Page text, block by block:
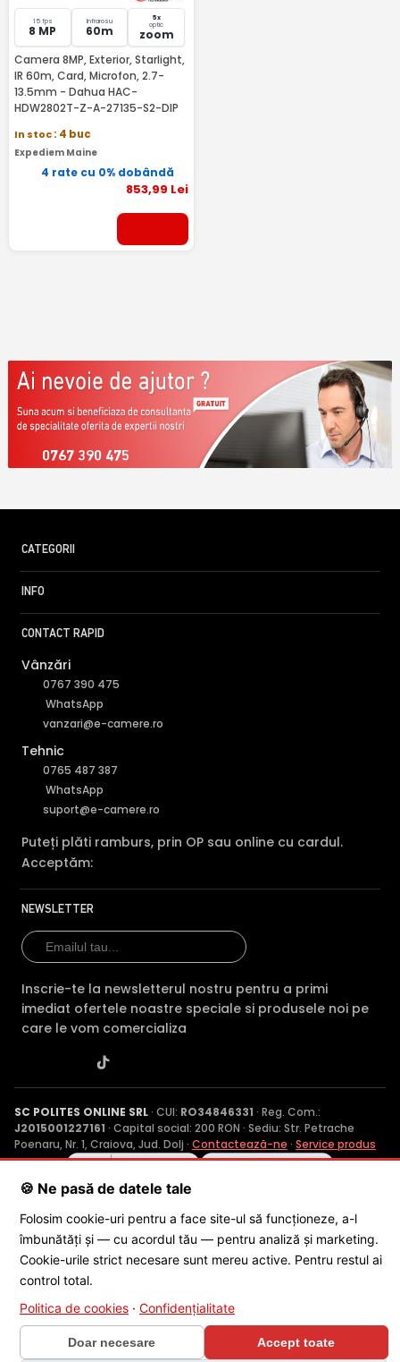
15 fps
8 MP
Infrarosu
60m
5x
optic
zoom
Camera 8MP, Exterior, Starlight,
IR 60m, Card, Microfon, 2.7-
13.5mm - Dahua HAC-
HDW2802T-Z-A-27135-S2-DIP
In stoc: 4 buc
Expediem Maine
4 rate cu 0% dobândă
853,99 Lei
0767 390 475
CATEGORII
INFO
CONTACT RAPID
Vânzări
0767 390 475
WhatsApp
vanzari@e-camere.ro
Tehnic
0765 487 387
WhatsApp
suport@e-camere.ro
Puteți plăti ramburs, prin OP sau online cu cardul.
Acceptăm:
NEWSLETTER
Inscrie-te la newsletterul nostru pentru a primi
imediat ofertele noastre speciale si produsele noi pe
care le vom comercializa
SC POLITES ONLINE SRL· CUI: RO34846331 · Reg. Com.:
J2015001227161 · Capital social: 200 RON · Sediu: Str. Petrache
Poenaru, Nr. 1, Craiova, Jud. Dolj · Contactează-ne · Service produs
🍪 Ne pasă de datele tale
Folosim cookie-uri pentru a face site-ul să funcționeze, a-l
îmbunătăți și — cu acordul tău — pentru analiză și marketing.
Cookie-urile strict necesare sunt mereu active. Pentru restul ai
control total.
Politica de cookies · Confidențialitate
Doar necesare Accept toate
🎁 CONCURS SĂPTĂMÂNAL